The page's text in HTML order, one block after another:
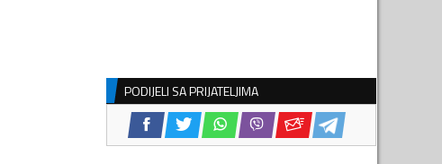
PODIJELI SA PRIJATELJIMA